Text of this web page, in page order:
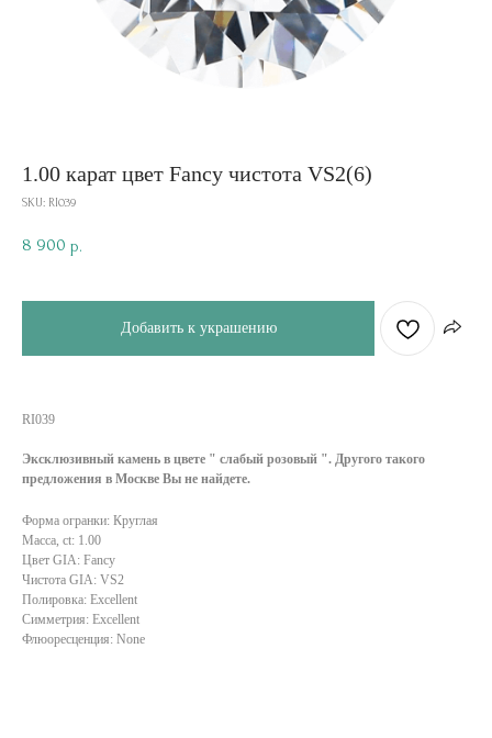
1.00 карат цвет Fancy чистота VS2(6)
SKU: RI039
8 900 р.
Добавить к украшению
RI039
Эксклюзивный камень в цвете " слабый розовый ". Другого такого
предложения в Москве Вы не найдете.
Форма огранки: Круглая
Масса, ct: 1.00
Цвет GIA: Fancy
Чистота GIA: VS2
Полировка: Excellent
Симметрия: Excellent
Флюоресценция: None